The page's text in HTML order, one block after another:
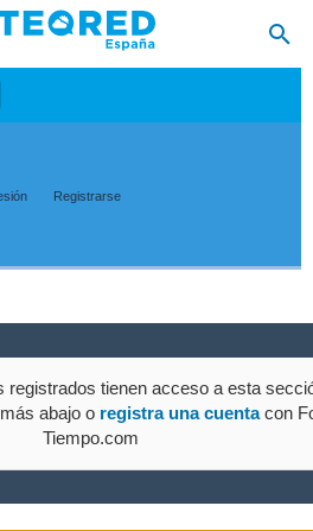
Registrarse
registrados tienen acceso a esta
abajo o registra una cuentacon
Tiempo.com